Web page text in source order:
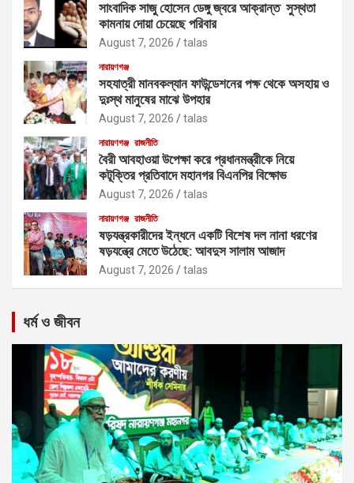
সাংবাদিক সাজু হোসেন ডেঙ্গু জ্বরে আক্রান্ত সুস্থতা
কামনায় দোয়া চেয়েছে পরিবার
August 7, 2026 talas
নারায়ণগঞ্জ
সহযাত্রী মানবকল্যান ফাউন্ডেশনের পক্ষ থেকে অসহায় ও
দুঃস্থ মানুষের মাঝে উপহার
August 7, 2026 talas
নারায়ণগঞ্জ রাজনীতি
বৈরী আবহাওয়া উপেক্ষা করে প্রধানমন্ত্রীকে নিয়ে
কটূক্তির প্রতিবাদে মহানগর বিএনপির বিক্ষোভ
August 7, 2026 talas
নারায়ণগঞ্জ রাজনীতি
ষড়যন্ত্রকারীদের ইন্ধনে একটি বিশেষ দল নানা ধরণের
ষড়যন্ত্রে মেতে উঠেছে: আবদুস সালাম আজাদ
August 7, 2026 talas
ধর্ম ও জীবন